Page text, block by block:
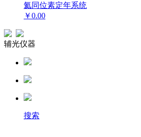
氦同位素定年系统
￥0.00
辅光仪器
搜索